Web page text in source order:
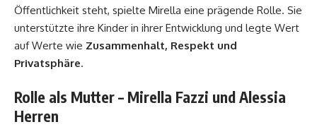
Öffentlichkeit steht, spielte Mirella eine prägende Rolle. Sie
unterstützte ihre Kinder in ihrer Entwicklung und legte Wert
auf Werte wie Zusammenhalt, Respekt und
Privatsphäre.
Rolle als Mutter – Mirella Fazzi und Alessia
Herren